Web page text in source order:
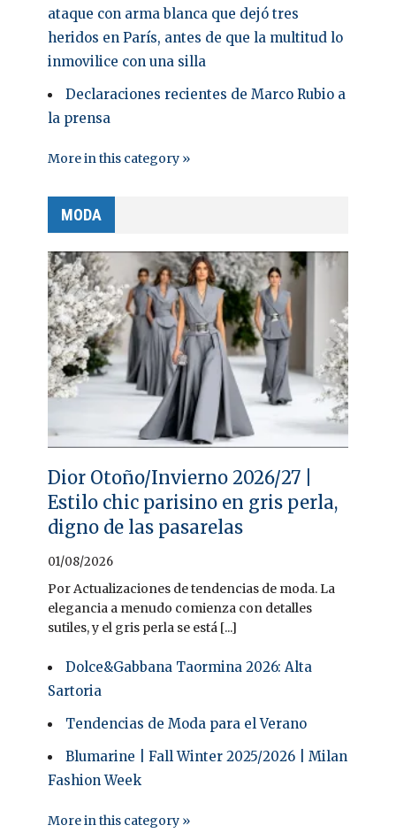
ataque con arma blanca que dejó tres
heridos en París, antes de que la multitud lo
inmovilice con una silla
Declaraciones recientes de Marco Rubio a
la prensa
More in this category »
MODA
Dior Otoño/Invierno 2026/27 |
Estilo chic parisino en gris perla,
digno de las pasarelas
01/08/2026
Por Actualizaciones de tendencias de moda. La
elegancia a menudo comienza con detalles
sutiles, y el gris perla se está [...]
Dolce&Gabbana Taormina 2026: Alta
Sartoria
Tendencias de Moda para el Verano
Blumarine | Fall Winter 2025/2026 | Milan
Fashion Week
More in this category »